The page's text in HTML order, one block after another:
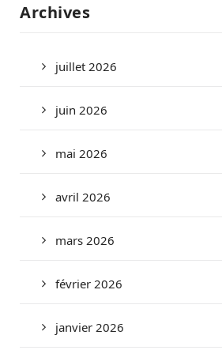
Archives
juillet 2026
juin 2026
mai 2026
avril 2026
mars 2026
février 2026
janvier 2026